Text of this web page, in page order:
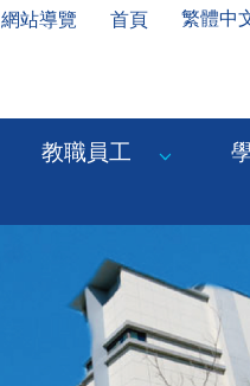
網站導覽 首頁 繁體中
教職員工